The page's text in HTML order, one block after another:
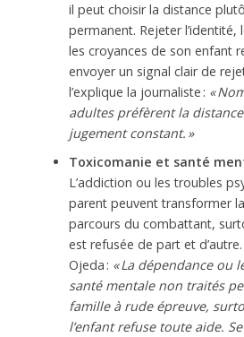
il peut choisir la distance
permanent. Rejeter
les croyances de son enfant
envoyer un signal clair de
l’explique la journaliste : «
adultes préfèrent la
jugement constant. »
Toxicomanie et santé
L’addiction ou les troubles
parent peuvent transformer
parcours du combattant,
est refusée de part et d’autre.
Ojeda : « La dépendance ou
santé mentale non traités
famille à rude épreuve,
l’enfant refuse toute aide.